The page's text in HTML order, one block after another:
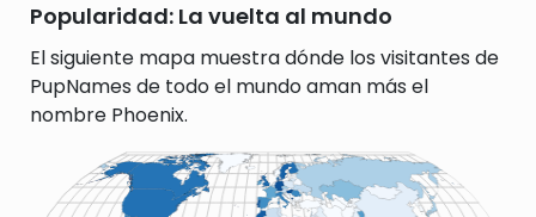
Popularidad: La vuelta al mundo
El siguiente mapa muestra dónde los visitantes de
PupNames de todo el mundo aman más el
nombre Phoenix.